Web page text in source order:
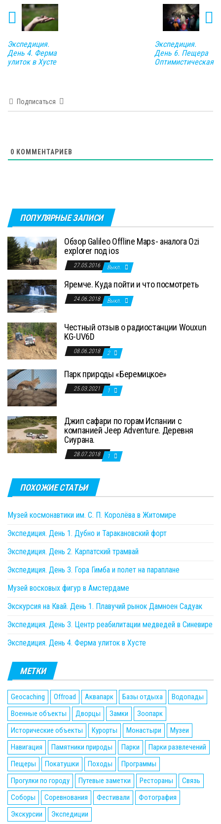
Экспедиция.
День 4. Ферма
улиток в Хусте
Экспедиция.
День 6. Пещера
Оптимистическая
Подписаться
0 КОММЕНТАРИЕВ
ПОПУЛЯРНЫЕ ЗАПИСИ
Обзор Galileo Offline Maps- аналога Ozi
explorer под ios
27.05.2016 Выкл.
Яремче. Куда пойти и что посмотреть
24.06.2018 Выкл.
Честный отзыв о радиостанции Wouxun
KG-UV6D
08.06.2018 2
Парк природы «Беремицкое»
25.03.2021 1
Джип сафари по горам Испании с
компанией Jeep Adventure. Деревня
Сиурана.
28.07.2018 1
ПОХОЖИЕ СТАТЬИ
Музей космонавтики им. С. П. Королёва в Житомире
Экспедиция. День 1. Дубно и Таракановский форт
Экспедиция. День 2. Карпатский трамвай
Экспедиция. День 3. Гора Гимба и полет на параплане
Музей восковых фигур в Амстердаме
Экскурсия на Квай. День 1. Плавучий рынок Дамноен Садуак
Экспедиция. День 3. Центр реабилитации медведей в Синевире
Экспедиция. День 4. Ферма улиток в Хусте
МЕТКИ
Geocaching Offroad Аквапарк Базы отдыха
Водопады
Военные объекты
Дворцы Замки
Зоопарк
Исторические объекты
Курорты Монастыри
Музеи
Навигация
Памятники природы Парки
Парки развлечений
Пещеры
Покатушки Походы
Программы
Прогулки по городу
Путевые заметки Рестораны
Связь
Соборы
Соревнования Фестивали
Фотография
Экскурсии
Экспедиции